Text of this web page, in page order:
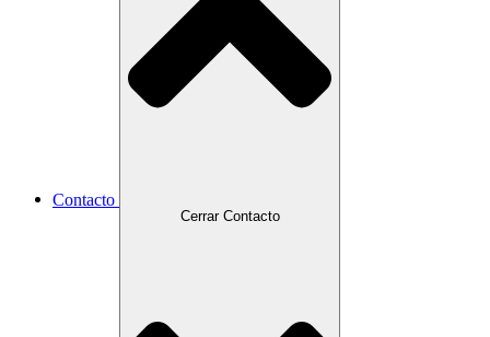
Contacto
Cerrar Contacto